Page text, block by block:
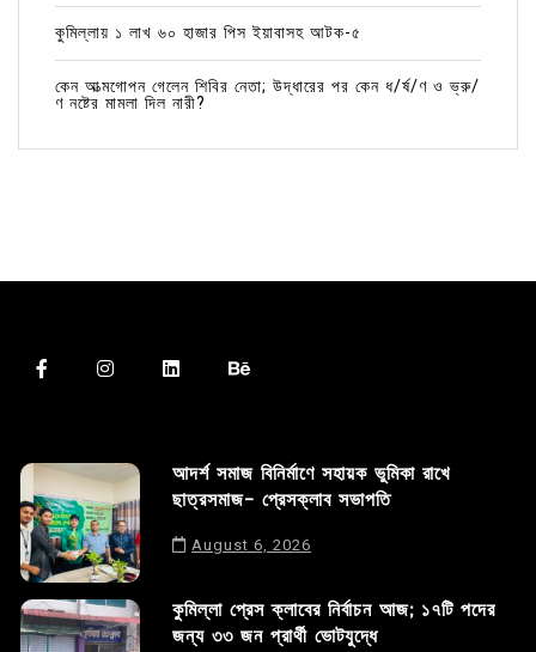
কুমিল্লায় ১ লাখ ৬০ হাজার পিস ইয়াবাসহ আটক-৫
কেন আত্মগোপন গেলেন শিবির নেতা; উদ্ধারের পর কেন ধ/র্ষ/ণ ও ভ্রু/
ণ নষ্টের মামলা দিল নারী?
আদর্শ সমাজ বিনির্মাণে সহায়ক ভুমিকা রাখে
ছাত্রসমাজ- প্রেসক্লাব সভাপতি
August 6, 2026
কুমিল্লা প্রেস ক্লাবের নির্বাচন আজ; ১৭টি পদের
জন্য ৩৩ জন প্রার্থী ভোটযুদ্ধে